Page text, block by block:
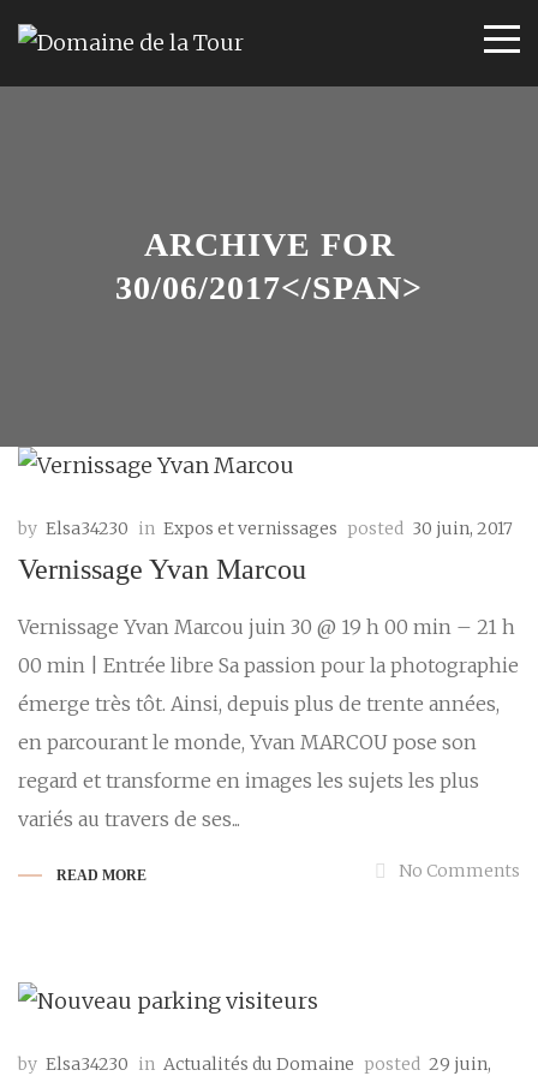
ARCHIVE FOR
30/06/2017</SPAN>
by Elsa34230 in Expos et vernissages posted 30 juin, 2017
Vernissage Yvan Marcou
Vernissage Yvan Marcou juin 30 @ 19 h 00 min – 21 h
00 min | Entrée libre Sa passion pour la photographie
émerge très tôt. Ainsi, depuis plus de trente années,
en parcourant le monde, Yvan MARCOU pose son
regard et transforme en images les sujets les plus
variés au travers de ses...
READ MORE No Comments
by Elsa34230 in Actualités du Domaine posted 29 juin,